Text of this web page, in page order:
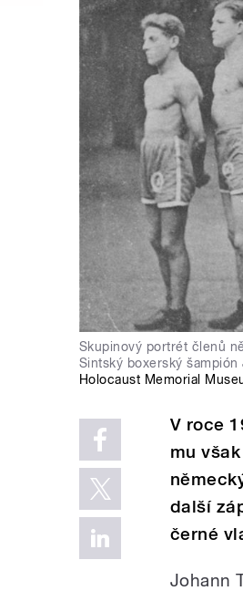
Skupinový portrét členů
Sintský boxerský
Holocaust Memorial
V roce
mu
další
černé
Johann